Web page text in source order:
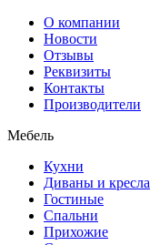
О компании
Новости
Отзывы
Реквизиты
Контакты
Производители
Мебель
Кухни
Диваны и кресла
Гостиные
Спальни
Прихожие